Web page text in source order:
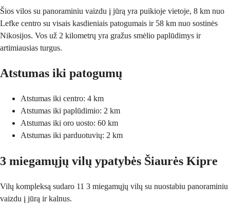
Šios vilos su panoraminiu vaizdu į jūrą yra puikioje vietoje, 8 km nuo
Lefke centro su visais kasdieniais patogumais ir 58 km nuo sostinės
Nikosijos. Vos už 2 kilometrų yra gražus smėlio paplūdimys ir
artimiausias turgus.
Atstumas iki patogumų
Atstumas iki centro: 4 km
Atstumas iki paplūdimio: 2 km
Atstumas iki oro uosto: 60 km
Atstumas iki parduotuvių: 2 km
3 miegamųjų vilų ypatybės Šiaurės Kipre
Vilų kompleksą sudaro 11 3 miegamųjų vilų su nuostabiu panoraminiu
vaizdu į jūrą ir kalnus.